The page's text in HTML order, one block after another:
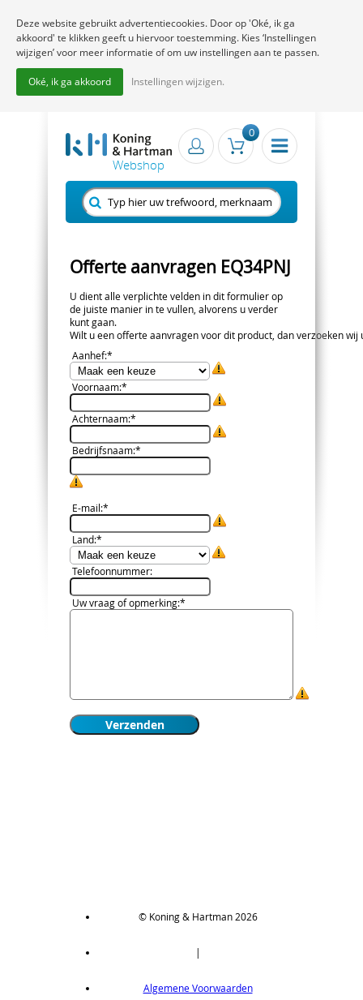
0
Offerte aanvragen EQ34PNJ
U dient alle verplichte velden in dit formulier op
de juiste manier in te vullen, alvorens u verder
kunt gaan.
Wilt u een offerte aanvragen voor dit product, dan verzoeken
Aanhef:*
Voornaam:*
Achternaam:*
Bedrijfsnaam:*
E-mail:*
Land:*
Telefoonnummer:
Uw vraag of opmerking:*
© Koning & Hartman 2026
|
Algemene Voorwaarden
Deze website gebruikt advertentiecookies. Door op 'Oké, ik ga
akkoord' te klikken geeft u hiervoor toestemming. Kies ‘Instellingen
wijzigen’ voor meer informatie of om uw instellingen aan te passen.
Oké, ik ga akkoord Instellingen wijzigen.